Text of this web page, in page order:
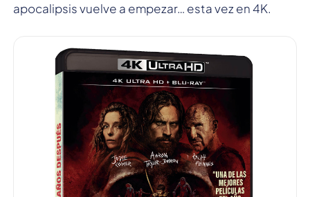
apocalipsis vuelve a empezar… esta vez en 4K.